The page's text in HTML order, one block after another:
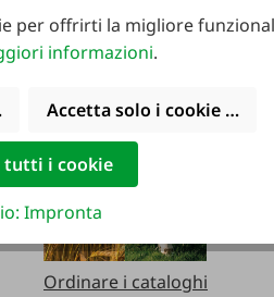
Ordinare i cataloghi
per offrirti la migliore
informazioni.
Accetta solo i cookie
tutti i cookie
Impronta